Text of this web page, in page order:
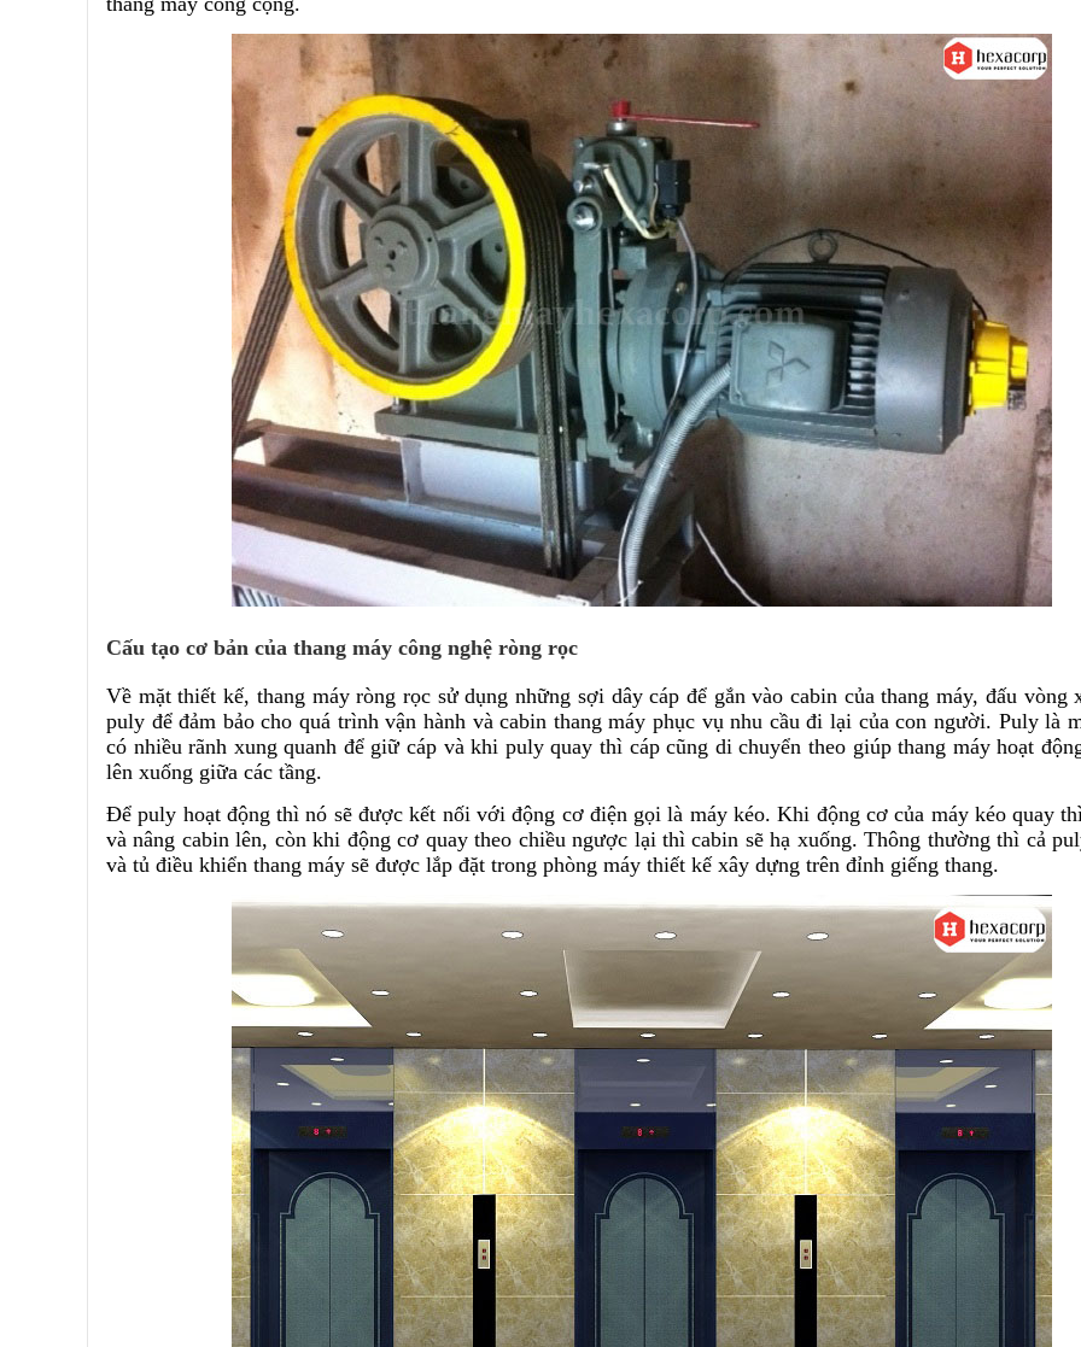
Cấu tạo cơ bản của thang máy công nghệ ròng rọc
Về mặt thiết kế, thang máy ròng rọc sử dụng những sợi dây cáp để gắn vào cabin của thang máy, đấu vòng
puly để đảm bảo cho quá trình vận hành và cabin thang máy phục vụ nhu cầu đi lại của con người. Puly là
có nhiều rãnh xung quanh để giữ cáp và khi puly quay thì cáp cũng di chuyển theo giúp thang máy hoạt
lên xuống giữa các tầng.
Để puly hoạt động thì nó sẽ được kết nối với động cơ điện gọi là máy kéo. Khi động cơ của máy kéo quay
và nâng cabin lên, còn khi động cơ quay theo chiều ngược lại thì cabin sẽ hạ xuống. Thông thường thì cả
và tủ điều khiển thang máy sẽ được lắp đặt trong phòng máy thiết kế xây dựng trên đỉnh giếng thang.